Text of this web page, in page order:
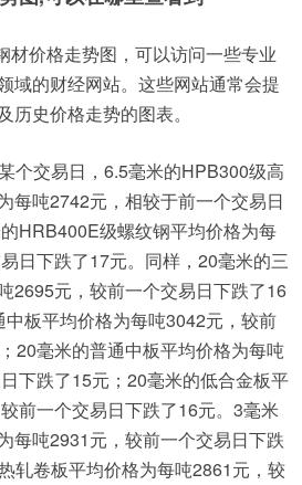
材价格走势图，可以访问一些专业
域的财经网站。这些网站通常会提
史价格走势的图表。
个交易日，6.5毫米的HPB300级高
每吨2742元，相较于前一个交易日
HRB400E级螺纹钢平均价格为每
日下跌了17元。同样，20毫米的三
2695元，较前一个交易日下跌了16
板平均价格为每吨3042元，较前
20毫米的普通中板平均价格为每吨
下跌了15元；20毫米的低合金板平
前一个交易日下跌了16元。3毫米
每吨2931元，较前一个交易日下跌
轧卷板平均价格为每吨2861元，较